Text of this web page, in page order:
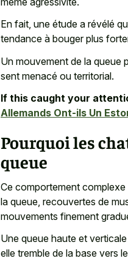
En fait, une étude a révélé
tendance à bouger plus
Un mouvement de la queue
sent menacé ou territorial.
If this caught your
Allemands Ont-ils Un
Pourquoi les
queue
Ce comportement
la queue, recouvertes de
mouvements finement
Une queue haute et
elle tremble de la base vers